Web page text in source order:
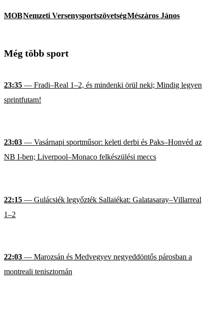
MOBNemzeti VersenysportszövetségMészáros János
Még több sport
23:35 — Fradi–Real 1–2, és mindenki örül neki; Mindig legyen
sprintfutam!
23:03 — Vasárnapi sportműsor: keleti derbi és Paks–Honvéd az
NB I-ben; Liverpool–Monaco felkészülési meccs
22:15 — Gulácsiék legyőzték Sallaiékat: Galatasaray–Villarreal
1–2
22:03 — Marozsán és Medvegyev negyeddöntős párosban a
montreali tenisztornán